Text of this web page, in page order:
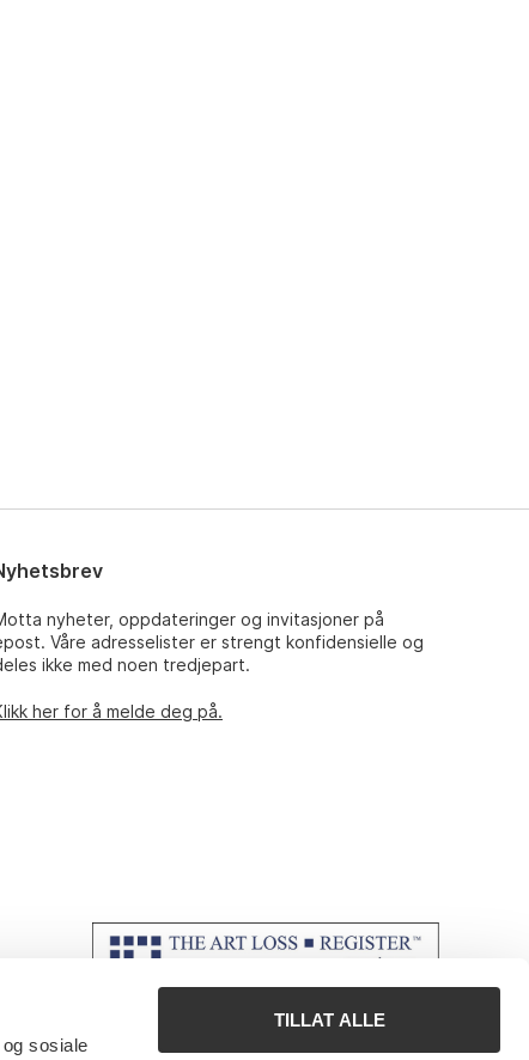
sosiale
TILLAT ALLE
nyheter, oppdateringer og invitasjoner på
Våre adresselister er strengt konfidensielle og
ikke med noen tredjepart.
her for å melde deg på.